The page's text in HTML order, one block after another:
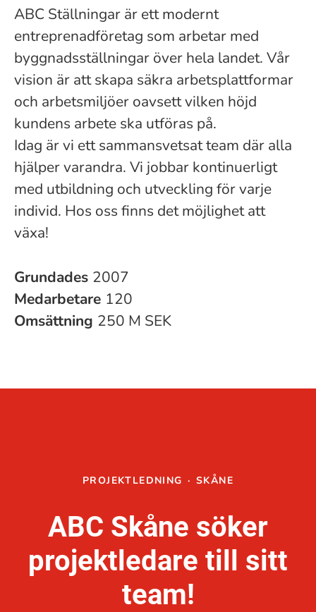
ABC Ställningar är ett modernt
entreprenadföretag som arbetar med
byggnadsställningar över hela landet. Vår
vision är att skapa säkra arbetsplattformar
och arbetsmiljöer oavsett vilken höjd
kundens arbete ska utföras på.
Idag är vi ett sammansvetsat team där alla
hjälper varandra. Vi jobbar kontinuerligt
med utbildning och utveckling för varje
individ. Hos oss finns det möjlighet att
växa!
Grundades 2007
Medarbetare 120
Omsättning 250 M SEK
PROJEKTLEDNING · SKÅNE
ABC Skåne söker
projektledare till sitt
team!